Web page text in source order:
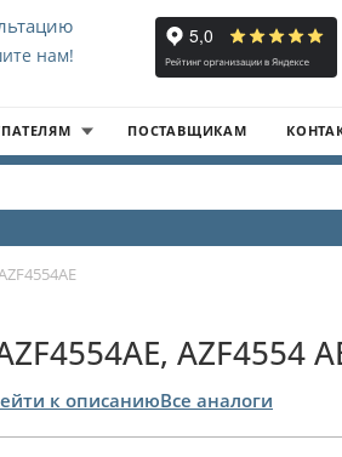
нам!
ПОСТАВЩИКАМ
AZF4554
к описаниюВсе аналоги